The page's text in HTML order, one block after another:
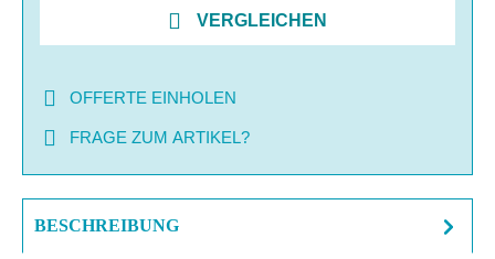
VERGLEICHEN
OFFERTE EINHOLEN
FRAGE ZUM ARTIKEL?
BESCHREIBUNG